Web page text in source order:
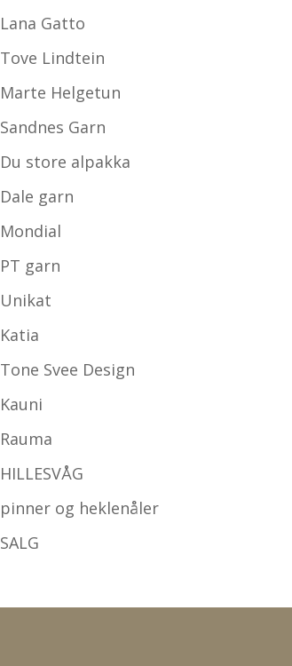
Lana Gatto
Tove Lindtein
Marte Helgetun
Sandnes Garn
Du store alpakka
Dale garn
Mondial
PT garn
Unikat
Katia
Tone Svee Design
Kauni
Rauma
HILLESVÅG
pinner og heklenåler
SALG